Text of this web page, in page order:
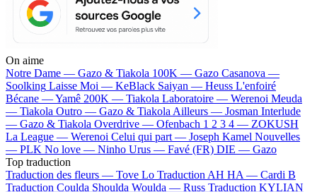
On aime
Notre Dame — Gazo & Tiakola 100K — Gazo Casanova —
Soolking Laisse Moi — KeBlack Saiyan — Heuss L'enfoiré
Bécane —Yamê 200K — Tiakola Laboratoire — Werenoi Meuda
— Tiakola Outro — Gazo & Tiakola Ailleurs — Josman Interlude
— Gazo & Tiakola Overdrive — Ofenbach 1 2 3 4 — ZOKUSH
La League — Werenoi Celui qui part — Joseph Kamel Nouvelles
— PLK No love — Ninho Urus — Favé (FR) DIE — Gazo
Top traduction
Traduction des fleurs — Tove Lo Traduction AH HA — Cardi B
Traduction Coulda Shoulda Woulda — Russ Traduction KYLIAN